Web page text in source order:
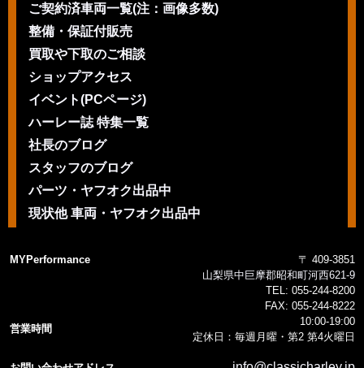
ご契約済車両一覧(注：画像多数)
整備・保証付販売
買取や下取のご相談
ショップアクセス
イベント(PCページ)
ハーレー誌 特集一覧
社長のブログ
スタッフのブログ
パーツ・ヤフオク出品中
現状他 車両・ヤフオク出品中
MYPerformance
〒 409-3851
山梨県中巨摩郡昭和町河西621-9
TEL: 055-244-8200
FAX: 055-244-8222
営業時間
10:00-19:00
定休日：毎週月曜・第2 第4火曜日